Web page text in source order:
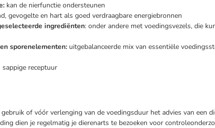
kan de nierfunctie ondersteunen
gevogelte en hart als goed verdraagbare energiebronnen
ingrediënten: onder andere met voedingsvezels, die
sporenelementen: uitgebalanceerde mix van essentiële
sappige receptuur
of vóór verlenging van de voedingsduur het advies van een
dien je regelmatig je dierenarts te bezoeken voor